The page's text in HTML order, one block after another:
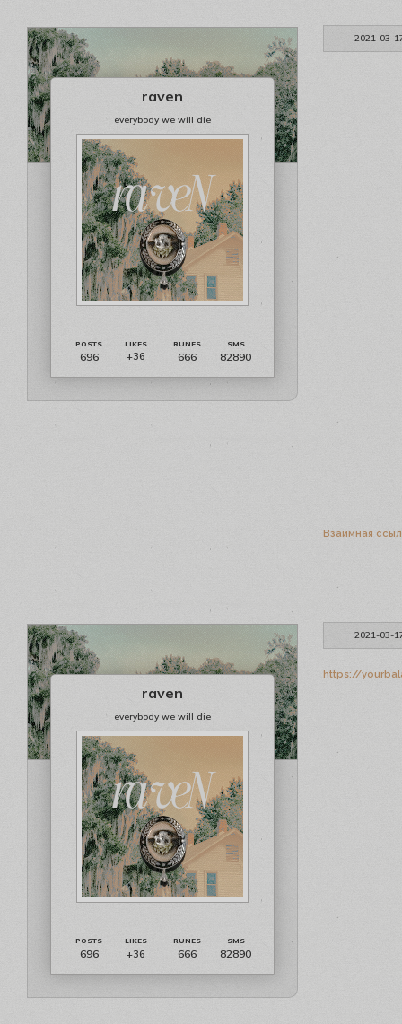
2021-03-
raven
everybody we will die
696 +36 666 82890
Взаимная
2021-03-
raven
everybody we will die
696 +36 666 82890
https://